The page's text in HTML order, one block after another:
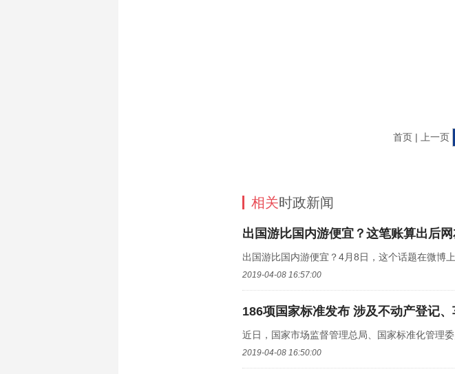
首页 | 上一页
相关时政新闻
出国游比国内游便宜？这笔账算出后
出国游比国内游便宜？4月8日，这个话题在微博
2019-04-08 16:57:00
186项国家标准发布 涉及不动产登记
近日，国家市场监督管理总局、国家标准化管理
2019-04-08 16:50:00